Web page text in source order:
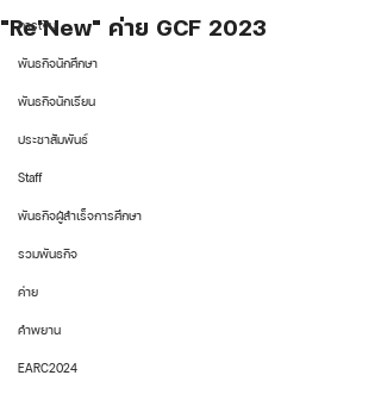
การเงิน
พันธกิจนักศึกษา
พันธกิจนักเรียน
ประชาสัมพันธ์
Staff
พันธกิจผู้สำเร็จการศึกษา
รวมพันธกิจ
ค่าย
คำพยาน
EARC2024
"Re'New" ค่าย GCF 2023